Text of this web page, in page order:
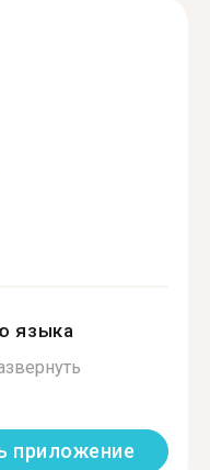
языка
приложение